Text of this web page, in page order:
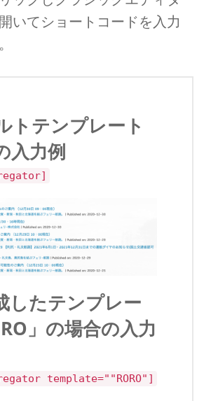
いてショートコードを入力
トテンプレート
入力例
したテンプレー
」の場合の入力
template=""RORO"]